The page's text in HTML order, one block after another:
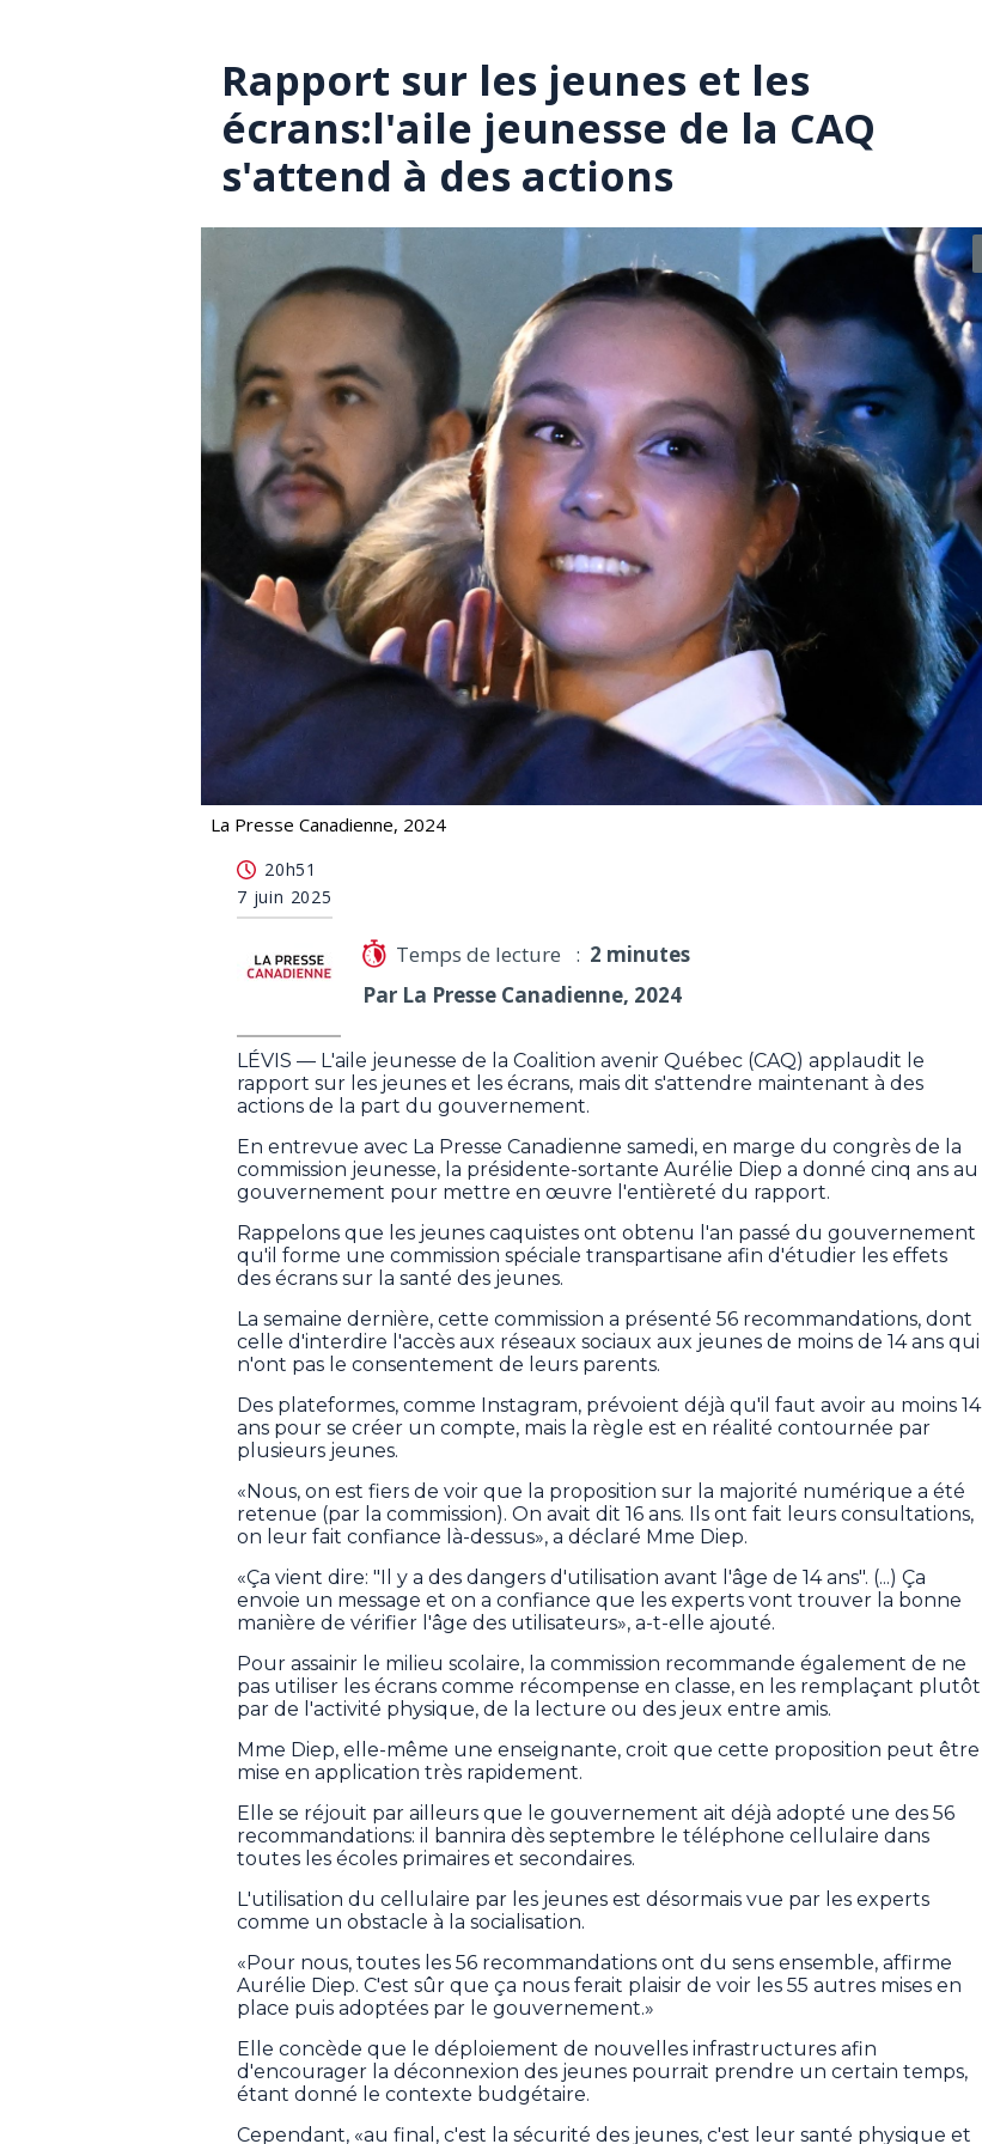
Rapport sur les jeunes et les
écrans:l'aile jeunesse de la CAQ
s'attend à des actions
La Presse Canadienne, 2024
20h51
7 juin 2025
Temps de lecture : 2 minutes
Par La Presse Canadienne, 2024
LÉVIS — L'aile jeunesse de la Coalition avenir Québec (CAQ) applaudit le
rapport sur les jeunes et les écrans, mais dit s'attendre maintenant à des
actions de la part du gouvernement.
En entrevue avec La Presse Canadienne samedi, en marge du congrès de la
commission jeunesse, la présidente-sortante Aurélie Diep a donné cinq ans au
gouvernement pour mettre en œuvre l'entièreté du rapport.
Rappelons que les jeunes caquistes ont obtenu l'an passé du gouvernement
qu'il forme une commission spéciale transpartisane afin d'étudier les effets
des écrans sur la santé des jeunes.
La semaine dernière, cette commission a présenté 56 recommandations, dont
celle d'interdire l'accès aux réseaux sociaux aux jeunes de moins de 14 ans qui
n'ont pas le consentement de leurs parents.
Des plateformes, comme Instagram, prévoient déjà qu'il faut avoir au moins 14
ans pour se créer un compte, mais la règle est en réalité contournée par
plusieurs jeunes.
«Nous, on est fiers de voir que la proposition sur la majorité numérique a été
retenue (par la commission). On avait dit 16 ans. Ils ont fait leurs consultations,
on leur fait confiance là-dessus», a déclaré Mme Diep.
«Ça vient dire: "Il y a des dangers d'utilisation avant l'âge de 14 ans". (...) Ça
envoie un message et on a confiance que les experts vont trouver la bonne
manière de vérifier l'âge des utilisateurs», a-t-elle ajouté.
Pour assainir le milieu scolaire, la commission recommande également de ne
pas utiliser les écrans comme récompense en classe, en les remplaçant plutôt
par de l'activité physique, de la lecture ou des jeux entre amis.
Mme Diep, elle-même une enseignante, croit que cette proposition peut être
mise en application très rapidement.
Elle se réjouit par ailleurs que le gouvernement ait déjà adopté une des 56
recommandations: il bannira dès septembre le téléphone cellulaire dans
toutes les écoles primaires et secondaires.
L'utilisation du cellulaire par les jeunes est désormais vue par les experts
comme un obstacle à la socialisation.
«Pour nous, toutes les 56 recommandations ont du sens ensemble, affirme
Aurélie Diep. C'est sûr que ça nous ferait plaisir de voir les 55 autres mises en
place puis adoptées par le gouvernement.»
Elle concède que le déploiement de nouvelles infrastructures afin
d'encourager la déconnexion des jeunes pourrait prendre un certain temps,
étant donné le contexte budgétaire.
Cependant, «au final, c'est la sécurité des jeunes, c'est leur santé physique et